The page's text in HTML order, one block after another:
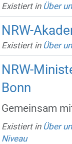
Existiert in Über
NRW-
Existiert in Über
NRW-
Bonn
Gemeinsam
Existiert in Über
Niveau